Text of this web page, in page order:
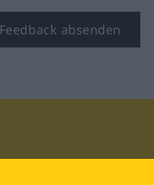
Feedback absenden